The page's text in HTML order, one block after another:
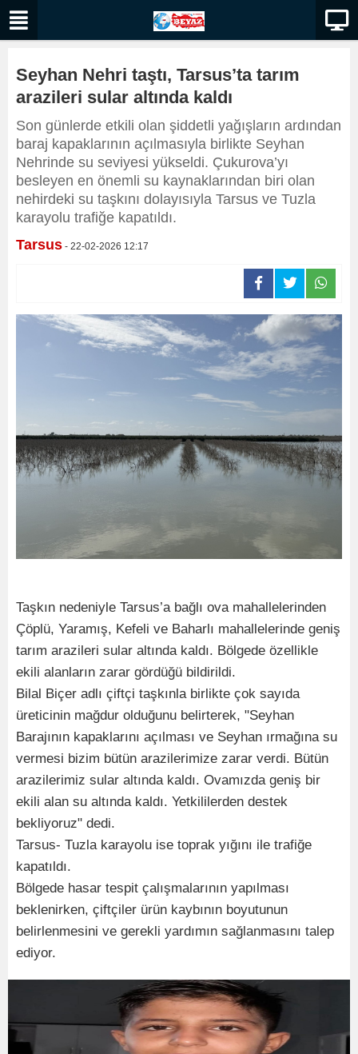
Seyhan Nehri taştı, Tarsus’ta tarım
arazileri sular altında kaldı
Son günlerde etkili olan şiddetli yağışların ardından
baraj kapaklarının açılmasıyla birlikte Seyhan
Nehrinde su seviyesi yükseldi. Çukurova’yı
besleyen en önemli su kaynaklarından biri olan
nehirdeki su taşkını dolayısıyla Tarsus ve Tuzla
karayolu trafiğe kapatıldı.
Tarsus - 22-02-2026 12:17
Taşkın nedeniyle Tarsus’a bağlı ova mahallelerinden
Çöplü, Yaramış, Kefeli ve Baharlı mahallelerinde geniş
tarım arazileri sular altında kaldı. Bölgede özellikle
ekili alanların zarar gördüğü bildirildi.
Bilal Biçer adlı çiftçi taşkınla birlikte çok sayıda
üreticinin mağdur olduğunu belirterek, "Seyhan
Barajının kapaklarını açılması ve Seyhan ırmağına su
vermesi bizim bütün arazilerimize zarar verdi. Bütün
arazilerimiz sular altında kaldı. Ovamızda geniş bir
ekili alan su altında kaldı. Yetkililerden destek
bekliyoruz" dedi.
Tarsus- Tuzla karayolu ise toprak yığını ile trafiğe
kapatıldı.
Bölgede hasar tespit çalışmalarının yapılması
beklenirken, çiftçiler ürün kaybının boyutunun
belirlenmesini ve gerekli yardımın sağlanmasını talep
ediyor.